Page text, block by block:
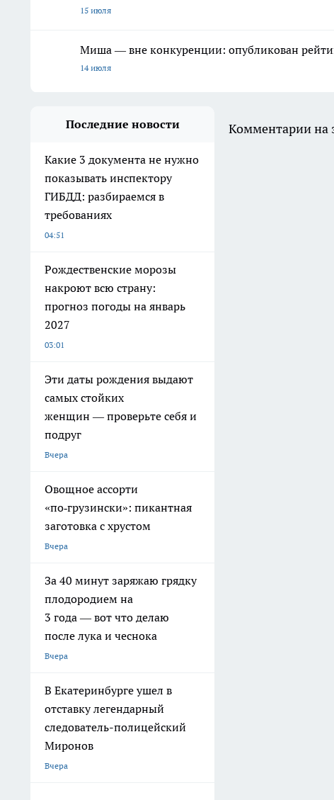
15 июля
Миша — вне конкуренции: опубликован
14 июля
Последние новости
Какие 3 документа не нужно
показывать инспектору
ГИБДД: разбираемся в
требованиях
04:51
Рождественские морозы
накроют всю страну:
прогноз погоды на январь
2027
03:01
Эти даты рождения выдают
самых стойких
женщин — проверьте себя и
подруг
Вчера
Овощное ассорти
«по‑грузински»: пикантная
заготовка с хрустом
Вчера
За 40 минут заряжаю грядку
плодородием на
3 года — вот что делаю
после лука и чеснока
Вчера
В Екатеринбурге ушел в
отставку легендарный
следователь-полицейский
Миронов
Вчера
Комментарии на